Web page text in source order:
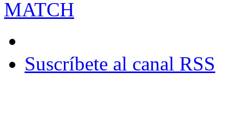
Suscríbete al canal RSS